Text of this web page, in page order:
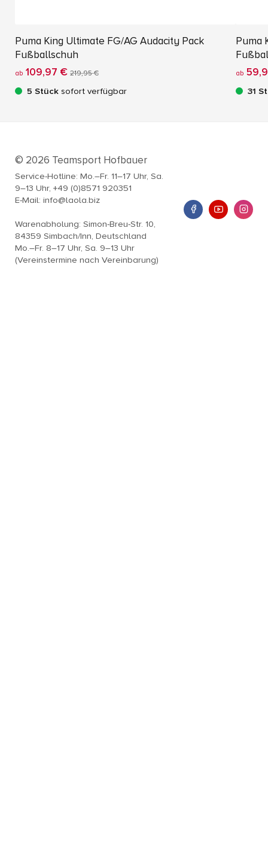
Puma King Ultimate FG/AG Audacity Pack
Fußballschuh
ab 109,97 € 219,95 €
5 Stück sofort verfügbar
Puma
ab
31
© 2026 Teamsport Hofbauer
Service-Hotline: Mo.–Fr. 11–17 Uhr, Sa.
9–13 Uhr, +49 (0)8571 920351
E-Mail: info@laola.biz
Warenabholung: Simon-Breu-Str. 10,
84359 Simbach/Inn, Deutschland
Mo.–Fr. 8–17 Uhr, Sa. 9–13 Uhr
(Vereinstermine nach Vereinbarung)